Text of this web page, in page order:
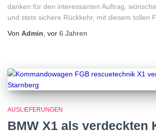
danken für den interessanten Auftrag,
und stets sichere Rückkehr, mit diesem tollen
Von Admin , vor 6 Jahren
AUSLIEFERUNGEN
BMW X1 als verdeckten